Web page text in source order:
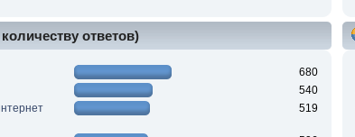
ответов)
680
540
519